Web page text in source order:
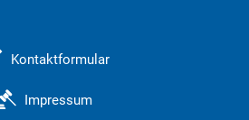
Kontaktformular
Impressum